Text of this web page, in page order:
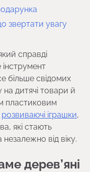
звертати увагу
справді
інструмент
більше свідомих
дитячі товари й
пластиковим
розвиваючі іграшки,
які стають
від віку.
дерев’яні